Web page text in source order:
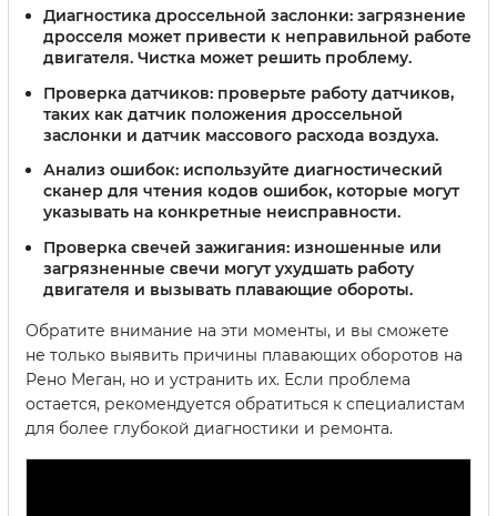
Диагностика дроссельной заслонки: загрязнение
дросселя может привести к неправильной работе
двигателя. Чистка может решить проблему.
Проверка датчиков: проверьте работу датчиков,
таких как датчик положения дроссельной
заслонки и датчик массового расхода воздуха.
Анализ ошибок: используйте диагностический
сканер для чтения кодов ошибок, которые могут
указывать на конкретные неисправности.
Проверка свечей зажигания: изношенные или
загрязненные свечи могут ухудшать работу
двигателя и вызывать плавающие обороты.
Обратите внимание на эти моменты, и вы сможете
не только выявить причины плавающих оборотов на
Рено Меган, но и устранить их. Если проблема
остается, рекомендуется обратиться к специалистам
для более глубокой диагностики и ремонта.